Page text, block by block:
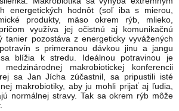
energetických hodnôt (soľ iba s mierou,
produkty, mäso okrem rýb, mlieko,
využíva jej očistnú aj komunikačnú
tanier pozostáva z energeticky vyvážených
s primeranou dávkou jinu a jangu
blížia k stredu. Ideálnou potravinou je
makrobiotickej konferencii
sa Jan Jícha zúčastnil, sa pripustili isté
makrobiotiky, aby ju mohli prijať aj ľudia,
normálnej stravy. Tak sa okrem rýb môže